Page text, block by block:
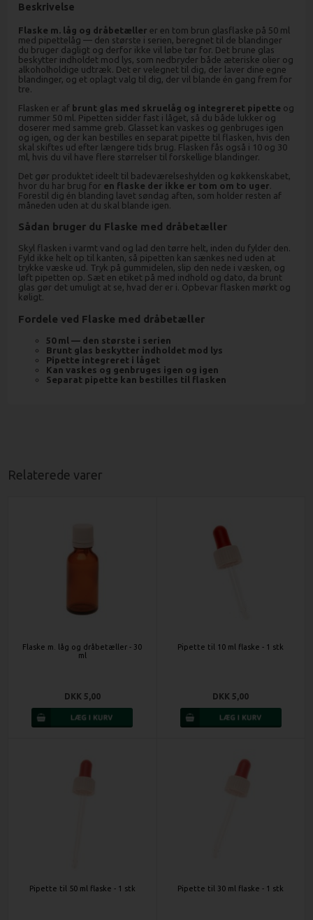
Beskrivelse
Flaske m. låg og dråbetæller er en tom brun glasflaske på 50 ml
med pipettelåg — den største i serien, beregnet til de blandinger
du bruger dagligt og derfor ikke vil løbe tør for. Det brune glas
beskytter indholdet mod lys, som nedbryder både æteriske olier og
alkoholholdige udtræk. Det er velegnet til dig, der laver dine egne
blandinger, og et oplagt valg til dig, der vil blande én gang frem for
tre.
Flasken er af brunt glas med skruelåg og integreret pipette og
rummer 50 ml. Pipetten sidder fast i låget, så du både lukker og
doserer med samme greb. Glasset kan vaskes og genbruges igen
og igen, og der kan bestilles en separat pipette til flasken, hvis den
skal skiftes ud efter længere tids brug. Flasken fås også i 10 og 30
ml, hvis du vil have flere størrelser til forskellige blandinger.
Det gør produktet ideelt til badeværelseshylden og køkkenskabet,
hvor du har brug for en flaske der ikke er tom om to uger.
Forestil dig én blanding lavet søndag aften, som holder resten af
måneden uden at du skal blande igen.
Sådan bruger du Flaske med dråbetæller
Skyl flasken i varmt vand og lad den tørre helt, inden du fylder den.
Fyld ikke helt op til kanten, så pipetten kan sænkes ned uden at
trykke væske ud. Tryk på gummidelen, slip den nede i væsken, og
løft pipetten op. Sæt en etiket på med indhold og dato, da brunt
glas gør det umuligt at se, hvad der er i. Opbevar flasken mørkt og
køligt.
Fordele ved Flaske med dråbetæller
50 ml — den største i serien
Brunt glas beskytter indholdet mod lys
Pipette integreret i låget
Kan vaskes og genbruges igen og igen
Separat pipette kan bestilles til flasken
Relaterede varer
Flaske m. låg og dråbetæller - 30
ml
DKK 5,00
Pipette til 10 ml flaske - 1 stk
DKK 5,00
Pipette til 50 ml flaske - 1 stk Pipette til 30 ml flaske - 1 stk